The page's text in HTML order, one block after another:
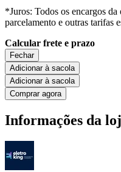
*Juros: Todos os encargos
parcelamento e outras tarifas
Calcular frete e prazo
Fechar
Adicionar à sacola
Adicionar à sacola
Comprar agora
Informações da